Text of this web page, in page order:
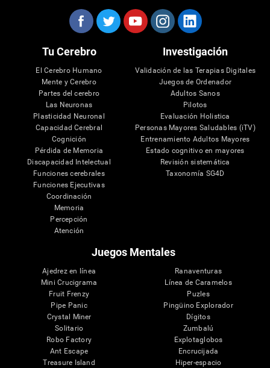
Tu Cerebro
El Cerebro Humano
Mente y Cerebro
Partes del cerebro
Las Neuronas
Plasticidad Neuronal
Capacidad Cerebral
Cognición
Pérdida de Memoria
Discapacidad Intelectual
Funciones cerebrales
Funciones Ejecutivas
Coordinación
Memoria
Percepción
Atención
Investigación
Validación de las Terapias Digitales
Juegos de Ordenador
Adultos Sanos
Pilotos
Evaluación Holistica
Personas Mayores Saludables (iTV)
Entrenamiento Adultos Mayores
Estado cognitivo en mayores
Revisión sistemática
Taxonomía SG4D
Juegos Mentales
Ajedrez en línea
Mini Crucigrama
Fruit Frenzy
Pipe Panic
Crystal Miner
Solitario
Robo Factory
Ant Escape
Treasure Island
Ranaventuras
Línea de Caramelos
Puzles
Pingüino Explorador
Dígitos
Zumbalú
Explotaglobos
Encrucijada
Hiper-espacio